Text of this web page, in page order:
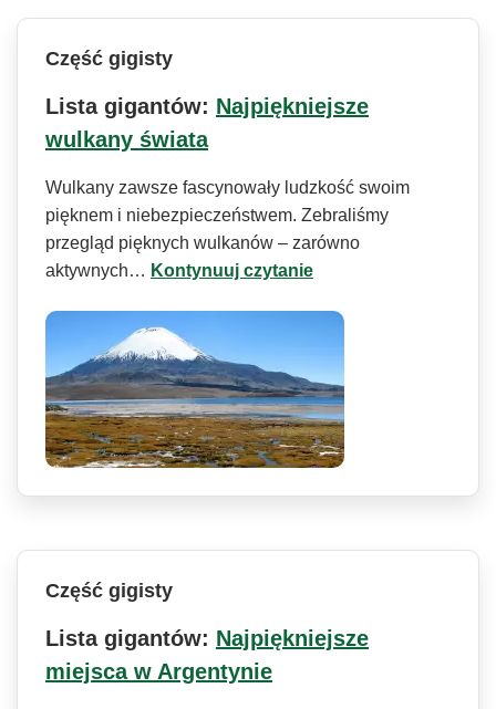
Część gigisty
Lista gigantów: Najpiękniejsze
wulkany świata
Wulkany zawsze fascynowały ludzkość swoim
pięknem i niebezpieczeństwem. Zebraliśmy
przegląd pięknych wulkanów – zarówno
aktywnych… Kontynuuj czytanie
Część gigisty
Lista gigantów: Najpiękniejsze
miejsca w Argentynie